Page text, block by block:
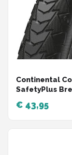
Continental
SafetyPlus
€ 43,95